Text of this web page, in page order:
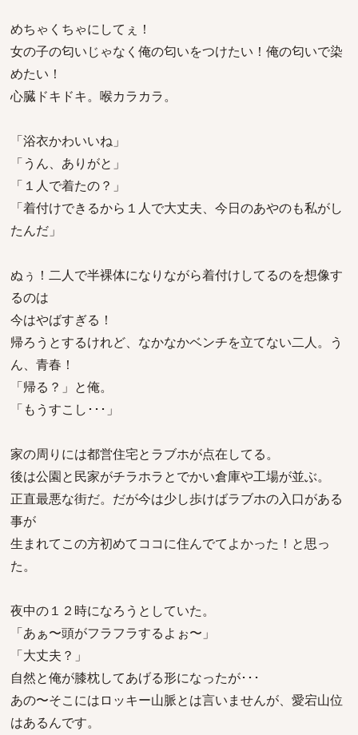
めちゃくちゃにしてぇ！
女の子の匂いじゃなく俺の匂いをつけたい！俺の匂いで染
めたい！
心臓ドキドキ。喉カラカラ。
「浴衣かわいいね」
「うん、ありがと」
「１人で着たの？」
「着付けできるから１人で大丈夫、今日のあやのも私がし
たんだ」
ぬぅ！二人で半裸体になりながら着付けしてるのを想像す
るのは
今はやばすぎる！
帰ろうとするけれど、なかなかベンチを立てない二人。う
ん、青春！
「帰る？」と俺。
「もうすこし･･･」
家の周りには都営住宅とラブホが点在してる。
後は公園と民家がチラホラとでかい倉庫や工場が並ぶ。
正直最悪な街だ。だが今は少し歩けばラブホの入口がある
事が
生まれてこの方初めてココに住んでてよかった！と思っ
た。
夜中の１２時になろうとしていた。
「あぁ〜頭がフラフラするよぉ〜」
「大丈夫？」
自然と俺が膝枕してあげる形になったが･･･
あの〜そこにはロッキー山脈とは言いませんが、愛宕山位
はあるんです。